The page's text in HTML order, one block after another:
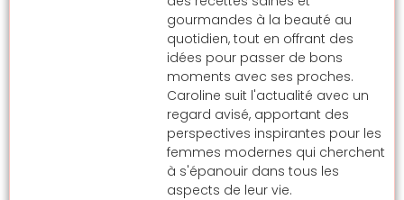
gourmandes à la beauté au
quotidien, tout en offrant des
idées pour passer de bons
moments avec ses proches.
Caroline suit l'actualité avec un
regard avisé, apportant des
perspectives inspirantes pour les
femmes modernes qui cherchent
à s'épanouir dans tous les
aspects de leur vie.